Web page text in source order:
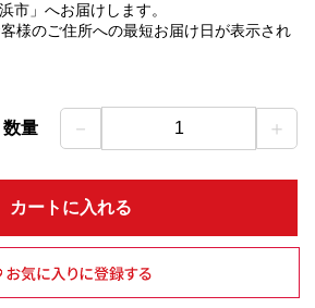
市」 へお届けします。
様のご住所への最短お届け日が表示され
数量 － 1 ＋
カートに入れる